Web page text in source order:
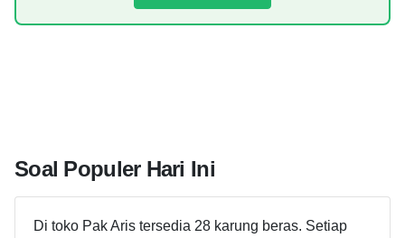
Soal Populer Hari Ini
Di toko Pak Aris tersedia 28 karung beras. Setiap